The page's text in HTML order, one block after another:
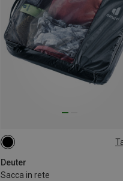
Deuter
Sacca in rete
ONE SIZE